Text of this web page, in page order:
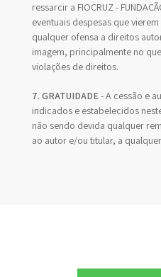
ressarcir a FIOCRUZ -
eventuais despesas que
qualquer ofensa a direitos
imagem, principalmente no
violações de direitos.
7. GRATUIDADE- A cessão e
indicados e estabelecidos
não sendo devida qualquer
ao autor e/ou titular, a